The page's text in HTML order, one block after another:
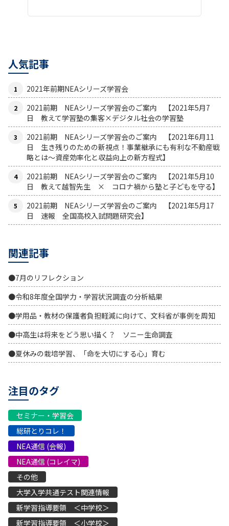
人気記事
2021年前期NEAシリーズ学習会
2021前期 NEAシリーズ学習会のご案内 【2021年5月7
日 教えて学習塾の集客×デジタル社会の学習塾
2021前期 NEAシリーズ学習会のご案内 【2021年6月11
日 生き残りのための新視点！事業継承にも有利な不動産戦
略とは〜資産効率化と収益向上の新方程式】
2021前期 NEAシリーズ学習会のご案内 【2021年5月10
日 教えて越智先生 × コロナ禍から塾と子どもを守る】
2021前期 NEAシリーズ学習会のご案内 【2021年5月17
日 速報 全国高校入試問題研究会】
関連記事
●7月のリフレクション
●令和8年度全国学力・学習状況調査の分析結果
●学用品・教材の保護者負担軽減に向けて、文科省が事例を周知
●中高生は将来をどう思い描く？ ソニー生命調査
●夏休みの栽培学習、「命を大切にする心」育む
注目のタグ
セミナー・学習会
総研とりコレ！
NEA通信 (会報)
NEA通信 (コレイマ)
その他
大学入学共通テスト関連情報
新学習指導要領 ＜中学校＞
新学習指導要領 ＜小学校＞